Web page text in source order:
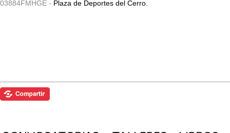
03884FMHGE - Plaza de Deportes del Cerro.